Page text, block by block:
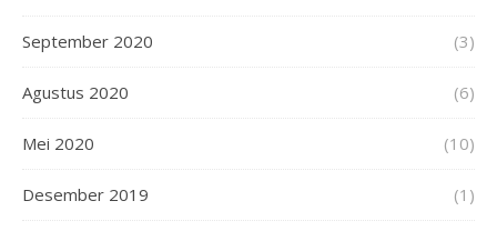
September 2020 (3)
Agustus 2020 (6)
Mei 2020 (10)
Desember 2019 (1)